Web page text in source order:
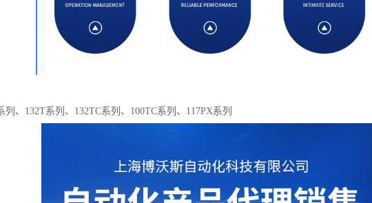
列、132T系列、132TC系列、100TC系列、117PX系列